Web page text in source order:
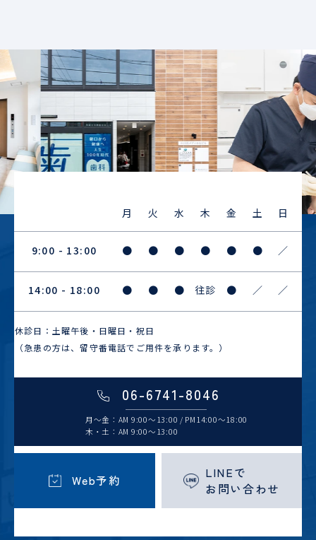
Previous Next
月 火 水 木 金 土 日
9:00 - 13:00 ● ● ● ● ● ● ／
14:00 - 18:00 ● ● ● 往診 ● ／ ／
休診日：土曜午後・日曜日・祝日
（急患の方は、留守番電話でご用件を承ります。）
06-6741-8046
月～金：AM 9:00～13:00 / PM14:00～18:00
木・土：AM 9:00～13:00
Web予約
LINEで
お問い合わせ